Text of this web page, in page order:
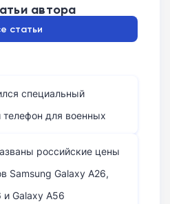
автора
статьи
специальный
телефон для военных
российские цены
Samsung Galaxy A26,
и Galaxy A56